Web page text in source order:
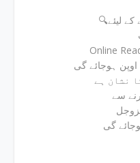
کے لیئے
Online
سے
گی